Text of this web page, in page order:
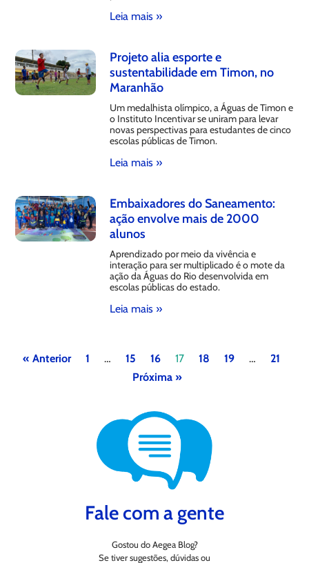
Leia mais »
Projeto alia esporte e
sustentabilidade em Timon, no
Maranhão
Um medalhista olímpico, a Águas de Timon e
o Instituto Incentivar se uniram para levar
novas perspectivas para estudantes de cinco
escolas públicas de Timon.
Leia mais »
Embaixadores do Saneamento:
ação envolve mais de 2000
alunos
Aprendizado por meio da vivência e
interação para ser multiplicado é o mote da
ação da Águas do Rio desenvolvida em
escolas públicas do estado.
Leia mais »
« Anterior 1 … 15 16 17 18 19 …
21
Próxima »
Fale com a gente
Gostou do Aegea Blog?
Se tiver sugestões, dúvidas ou